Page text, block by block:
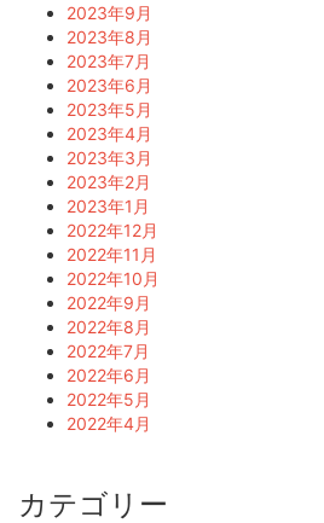
2023年9月
2023年8月
2023年7月
2023年6月
2023年5月
2023年4月
2023年3月
2023年2月
2023年1月
2022年12月
2022年11月
2022年10月
2022年9月
2022年8月
2022年7月
2022年6月
2022年5月
2022年4月
カテゴリー